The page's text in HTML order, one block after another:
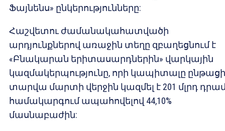
Ֆայնենս» ընկերությունները:
Հաշվետու ժամանակահատվածի
արդյունքներով առաջին տեղը զբաղեցնում է
«Բնակարան երիտասարդներին» վարկային
կազմակերպությունը, որի կապիտալը
տարվա մարտի վերջին կազմել է 201 մլրդ
համակարգում ապահովելով 44,10%
մասնաբաժին: